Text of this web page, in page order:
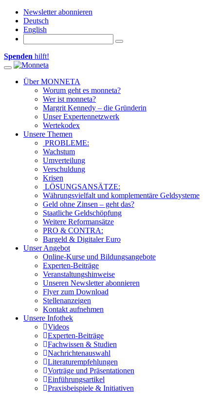
Newsletter abonnieren
Deutsch
English
Spenden hilft!
Toggle navigation
Über MONNETA
Worum geht es monneta?
Wer ist monneta?
Margrit Kennedy – die Gründerin
Unser Expertennetzwerk
Wertekodex
Unsere Themen
PROBLEME:
Wachstum
Umverteilung
Verschuldung
Krisen
LÖSUNGSANSÄTZE:
Währungsvielfalt und komplementäre Geldsysteme
Geld ohne Zinsen – geht das?
Staatliche Geldschöpfung
Weitere Reformansätze
PRO & CONTRA:
Bargeld & Digitaler Euro
Unser Angebot
Online-Kurse und Bildungsangebote
Experten-Beiträge
Veranstaltungshinweise
Unseren Newsletter abonnieren
Flyer zum Download
Stellenanzeigen
Kontakt aufnehmen
Unsere Infothek
Videos
Experten-Beiträge
Fachwissen & Studien
Nachrichtenauswahl
Literaturempfehlungen
Vorträge und Präsentationen
Einführungsartikel
Praxisbeispiele & Initiativen